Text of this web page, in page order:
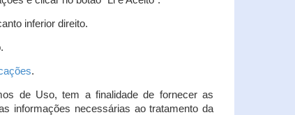
inferior direito.
.
de Uso, tem a finalidade de fornecer as
informações necessárias ao tratamento da